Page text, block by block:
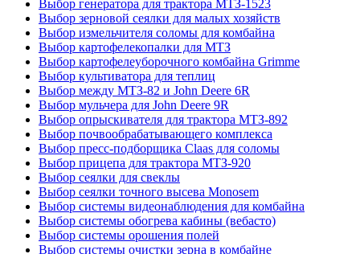
Выбор генератора для трактора МТЗ-1523
Выбор зерновой сеялки для малых хозяйств
Выбор измельчителя соломы для комбайна
Выбор картофелекопалки для МТЗ
Выбор картофелеуборочного комбайна Grimme
Выбор культиватора для теплиц
Выбор между МТЗ-82 и John Deere 6R
Выбор мульчера для John Deere 9R
Выбор опрыскивателя для трактора МТЗ-892
Выбор почвообрабатывающего комплекса
Выбор пресс-подборщика Claas для соломы
Выбор прицепа для трактора МТЗ-920
Выбор сеялки для свеклы
Выбор сеялки точного высева Monosem
Выбор системы видеонаблюдения для комбайна
Выбор системы обогрева кабины (вебасто)
Выбор системы орошения полей
Выбор системы очистки зерна в комбайне